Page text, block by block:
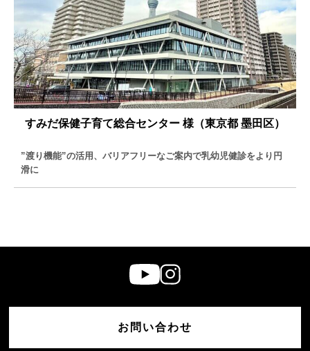
すみだ保健子育て総合センター 様（東京都 墨田区）
”渡り機能”の活用、バリアフリーなご案内で乳幼児健診をより円
滑に
お問い合わせ